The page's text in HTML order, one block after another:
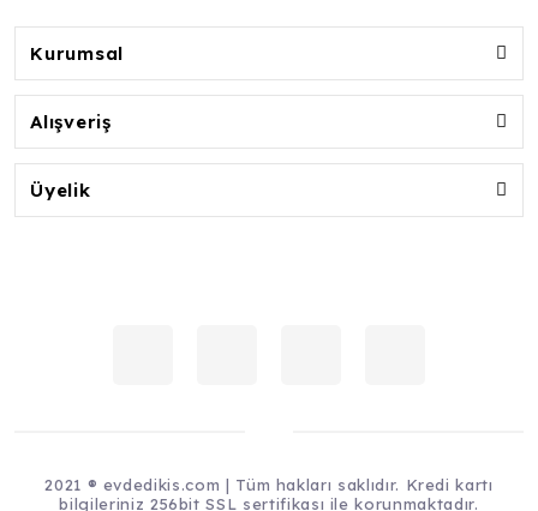
Kurumsal
Alışveriş
Üyelik
2021 ® evdedikis.com | Tüm hakları saklıdır. Kredi kartı
bilgileriniz 256bit SSL sertifikası ile korunmaktadır.